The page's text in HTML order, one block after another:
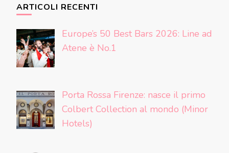
ARTICOLI RECENTI
Europe’s 50 Best Bars 2026: Line ad
Atene è No.1
Porta Rossa Firenze: nasce il primo
Colbert Collection al mondo (Minor
Hotels)